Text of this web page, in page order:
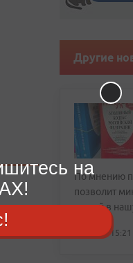
Другие
По мнению
позволит
людей в
сегодня, 15:21
на